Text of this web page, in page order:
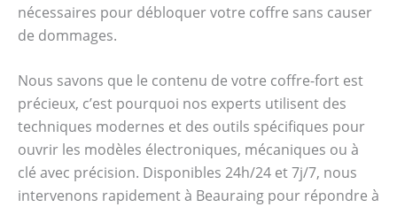
nécessaires pour débloquer votre coffre sans causer
de dommages.
Nous savons que le contenu de votre coffre-fort est
précieux, c’est pourquoi nos experts utilisent des
techniques modernes et des outils spécifiques pour
ouvrir les modèles électroniques, mécaniques ou à
clé avec précision. Disponibles 24h/24 et 7j/7, nous
intervenons rapidement à Beauraing pour répondre à